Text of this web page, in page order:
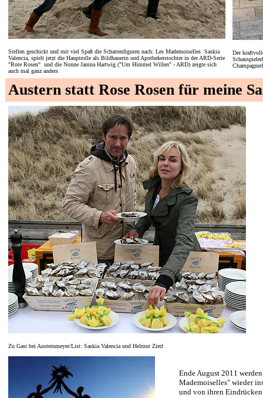
Stellen geschickt und mit viel Spaß die Schattenfiguren nach: Les Mademoiselles Saskia
Valencia, spielt jetzt die Hauptrolle als Bildhauerin und Apothekerstochter in der ARD-Serie
"Rote Rosen" und die Nonne Janina Hartwig ("Um Himmel Willen" - ARD) zeigte sich
auch mal ganz anders
Der
Austern statt Rose Rosen für meine
Zu Gast bei Austernmeyer/List: Saskia Valencia und Helmut Zierl
Ende August 2011
Mademoiselles" wieder
und von ihren